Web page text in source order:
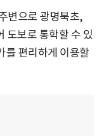
변으로 광명북초,
도보로 통학할 수 있
를 편리하게 이용할